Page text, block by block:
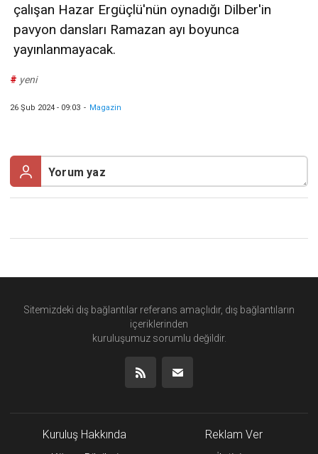
çalışan Hazar Ergüçlü'nün oynadığı Dilber'in
pavyon dansları Ramazan ayı boyunca
yayınlanmayacak.
# yeni
26 Şub 2024 - 09:03 - Magazin
Sitemizdeki dış bağlantılar referans amaçlıdır, dış bağlantıların
içeriklerinden
kuruluşumuz sorumlu değildir.
Kuruluş Hakkında
Reklam Ver